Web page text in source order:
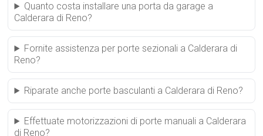
Quanto costa installare una porta da garage a
Calderara di Reno?
Fornite assistenza per porte sezionali a Calderara di
Reno?
Riparate anche porte basculanti a Calderara di Reno?
Effettuate motorizzazioni di porte manuali a Calderara
di Reno?